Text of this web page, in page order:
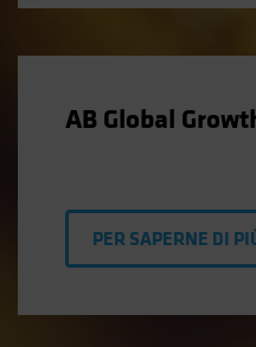
AB Global
PER SAPERNE DI